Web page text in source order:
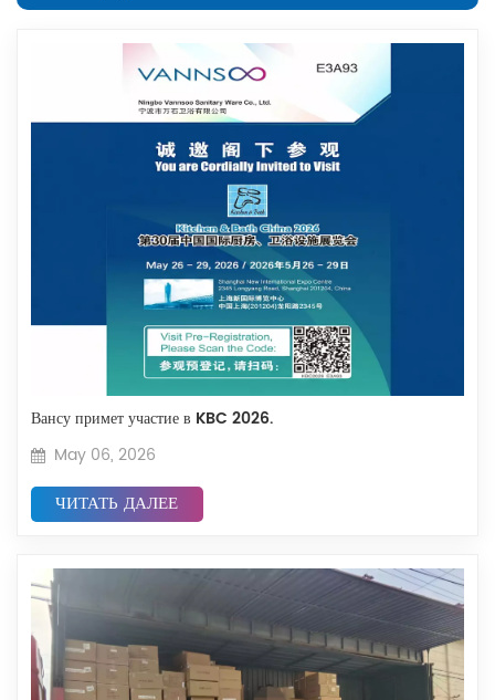
Вансу примет участие в KBC 2026.
May 06, 2026
ЧИТАТЬ ДАЛЕЕ